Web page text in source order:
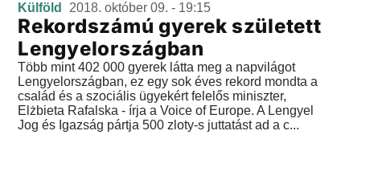
Külföld 2018. október 09. - 19:15
Rekordszámú gyerek született
Lengyelországban
Több mint 402 000 gyerek látta meg a napvilágot
Lengyelországban, ez egy sok éves rekord mondta a
család és a szociális ügyekért felelős miniszter,
Elżbieta Rafalska - írja a Voice of Europe. A Lengyel
Jog és Igazság pártja 500 zloty-s juttatást ad a c...